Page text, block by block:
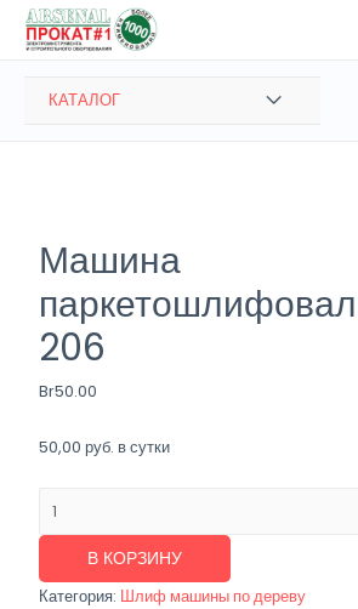
Перейти
КАТАЛОГ
Машина
206
Br50.00
50,00 руб. в сутки
Машина
паркетошлифовальная
В КОРЗИНУ
Категория: Шлиф машины по дереву